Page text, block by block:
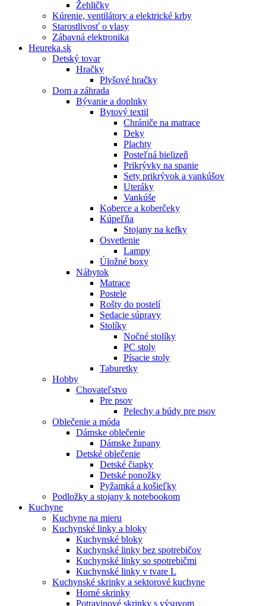
Žehličky
Kúrenie, ventilátory a elektrické krby
Starostlivosť o vlasy
Zábavná elektronika
Heureka.sk
Detský tovar
Hračky
Plyšové hračky
Dom a záhrada
Bývanie a doplnky
Bytový textil
Chrániče na matrace
Deky
Plachty
Posteľná bielizeň
Prikrývky na spanie
Sety prikrývok a vankúšov
Uteráky
Vankúše
Koberce a koberčeky
Kúpeľňa
Stojany na kefky
Osvetlenie
Lampy
Úložné boxy
Nábytok
Matrace
Postele
Rošty do postelí
Sedacie súpravy
Stolíky
Nočné stolíky
PC stoly
Písacie stoly
Taburetky
Hobby
Chovateľstvo
Pre psov
Pelechy a búdy pre psov
Oblečenie a móda
Dámske oblečenie
Dámske župany
Detské oblečenie
Detské čiapky
Detské ponožky
Pyžamká a košieľky
Podložky a stojany k notebookom
Kuchyne
Kuchyne na mieru
Kuchynské linky a bloky
Kuchynské bloky
Kuchynské linky bez spotrebičov
Kuchynské linky so spotrebičmi
Kuchynské linky v tvare L
Kuchynské skrinky a sektorové kuchyne
Horné skrinky
Potravinové skrinky s výsuvom